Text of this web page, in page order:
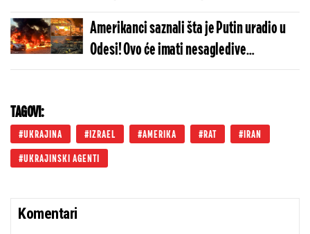
vesti, ukrajinska vojska sada ima
nemoguć zadatak
Amerikanci saznali šta je Putin uradio u
Odesi! Ovo će imati nesagledive
posledice, sudbina Ukrajine je upravo
TAGOVI:
UKRAJINA IZRAEL AMERIKA RAT IRAN
UKRAJINSKI AGENTI
Komentari